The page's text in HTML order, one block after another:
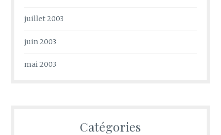
juillet 2003
juin 2003
mai 2003
Catégories